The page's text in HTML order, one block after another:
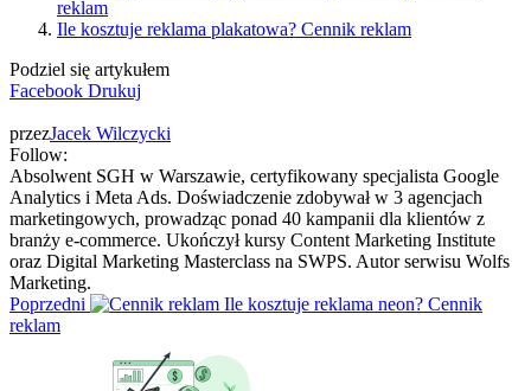
reklam
Ile kosztuje reklama plakatowa? Cennik reklam
Podziel się artykułem
Facebook Drukuj
przezJacek Wilczycki
Follow:
Absolwent SGH w Warszawie, certyfikowany specjalista Google
Analytics i Meta Ads. Doświadczenie zdobywał w 3 agencjach
marketingowych, prowadząc ponad 40 kampanii dla klientów z
branży e-commerce. Ukończył kursy Content Marketing Institute
oraz Digital Marketing Masterclass na SWPS. Autor serwisu Wolfs
Marketing.
Poprzedni
Ile kosztuje reklama neon? Cennik
reklam